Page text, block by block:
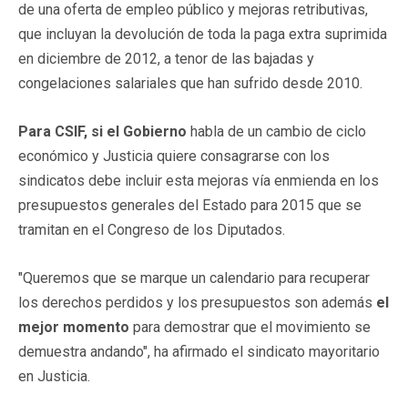
de una oferta de empleo público y mejoras retributivas,
que incluyan la devolución de toda la paga extra suprimida
en diciembre de 2012, a tenor de las bajadas y
congelaciones salariales que han sufrido desde 2010.
Para CSIF, si el Gobierno habla de un cambio de ciclo
económico y Justicia quiere consagrarse con los
sindicatos debe incluir esta mejoras vía enmienda en los
presupuestos generales del Estado para 2015 que se
tramitan en el Congreso de los Diputados.
"Queremos que se marque un calendario para recuperar
los derechos perdidos y los presupuestos son además el
mejor momento para demostrar que el movimiento se
demuestra andando", ha afirmado el sindicato mayoritario
en Justicia.